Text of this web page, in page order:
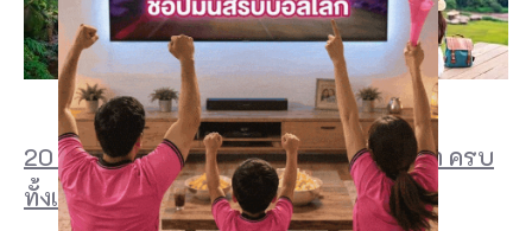
20 ที่เที่ยวน่าน 2026 เมืองเล็กๆ ที่น่าไปซ้ำ ครบ
ทั้งเมืองเก่า วัดดัง และธรรชาติ!